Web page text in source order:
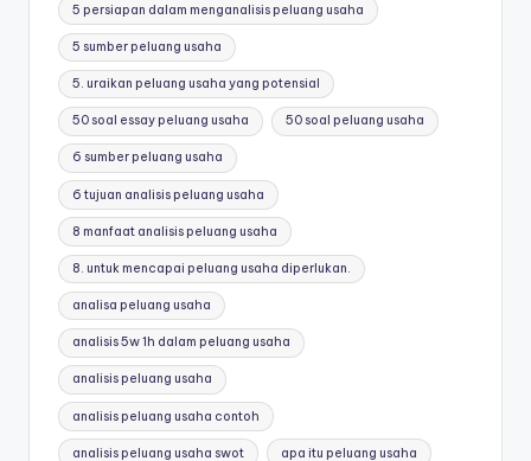
5 persiapan dalam menganalisis peluang usaha
5 sumber peluang usaha
5. uraikan peluang usaha yang potensial
50 soal essay peluang usaha 50 soal peluang usaha
6 sumber peluang usaha
6 tujuan analisis peluang usaha
8 manfaat analisis peluang usaha
8. untuk mencapai peluang usaha diperlukan.
analisa peluang usaha
analisis 5w 1h dalam peluang usaha
analisis peluang usaha
analisis peluang usaha contoh
analisis peluang usaha swot apa itu peluang usaha